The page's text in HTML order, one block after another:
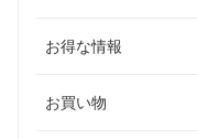
お得な情報
お買い物